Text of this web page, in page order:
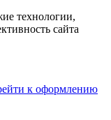
технологии,
сайта
к оформлению